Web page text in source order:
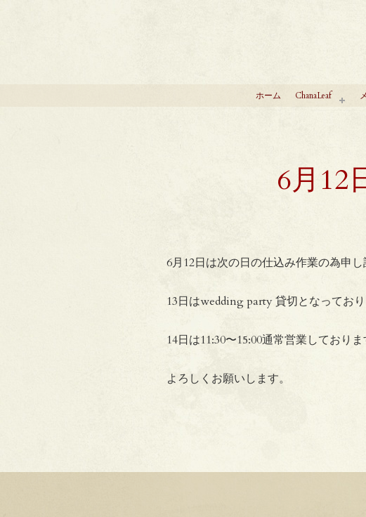
ホーム ChanaLeaf
6月12
6月12日は次の日の仕込み作業の為申
13日はwedding party 貸切となってお
14日は11:30〜15:00通常営業しておりま
よろしくお願いします。